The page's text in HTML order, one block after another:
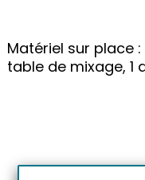
Matériel sur place
table de mixage, 1